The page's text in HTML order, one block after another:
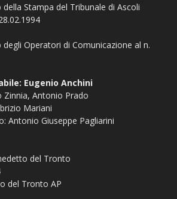
Stampa del Tribunale di Ascoli
degli Operatori di Comunicazione al n.
Eugenio Anchini
Zinnia, Antonio Prado
Mariani
Antonio Giuseppe Pagliarini
del Tronto
del Tronto AP